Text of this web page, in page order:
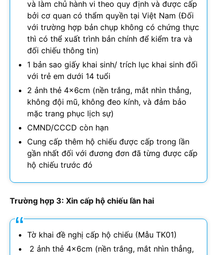
và làm chủ hành vi theo quy định và được cấp
bởi cơ quan có thẩm quyền tại Việt Nam (Đối
với trường hợp bản chụp không có chứng thực
thì có thể xuất trình bản chính để kiểm tra và
đối chiếu thông tin)
1 bản sao giấy khai sinh/ trích lục khai sinh đối
với trẻ em dưới 14 tuổi
2 ảnh thẻ 4x6cm (nền trắng, mắt nhìn thẳng,
không đội mũ, không đeo kính, và đảm bảo
mặc trang phục lịch sự)
CMND/CCCD còn hạn
Cung cấp thêm hộ chiếu được cấp trong lần
gần nhất đối với đương đơn đã từng được cấp
hộ chiếu trước đó
Trường hợp 3: Xin cấp hộ chiếu lần hai
Tờ khai đề nghị cấp hộ chiếu (Mẫu TK01)
2 ảnh thẻ 4x6cm (nền trắng, mắt nhìn thẳng,